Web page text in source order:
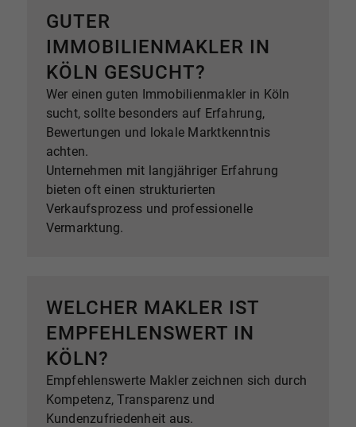
GUTER
IMMOBILIENMAKLER IN
KÖLN GESUCHT?
Wer einen guten Immobilienmakler in Köln
sucht, sollte besonders auf Erfahrung,
Bewertungen und lokale Marktkenntnis
achten.
Unternehmen mit langjähriger Erfahrung
bieten oft einen strukturierten
Verkaufsprozess und professionelle
Vermarktung.
WELCHER MAKLER IST
EMPFEHLENSWERT IN
KÖLN?
Empfehlenswerte Makler zeichnen sich durch
Kompetenz, Transparenz und
Kundenzufriedenheit aus.